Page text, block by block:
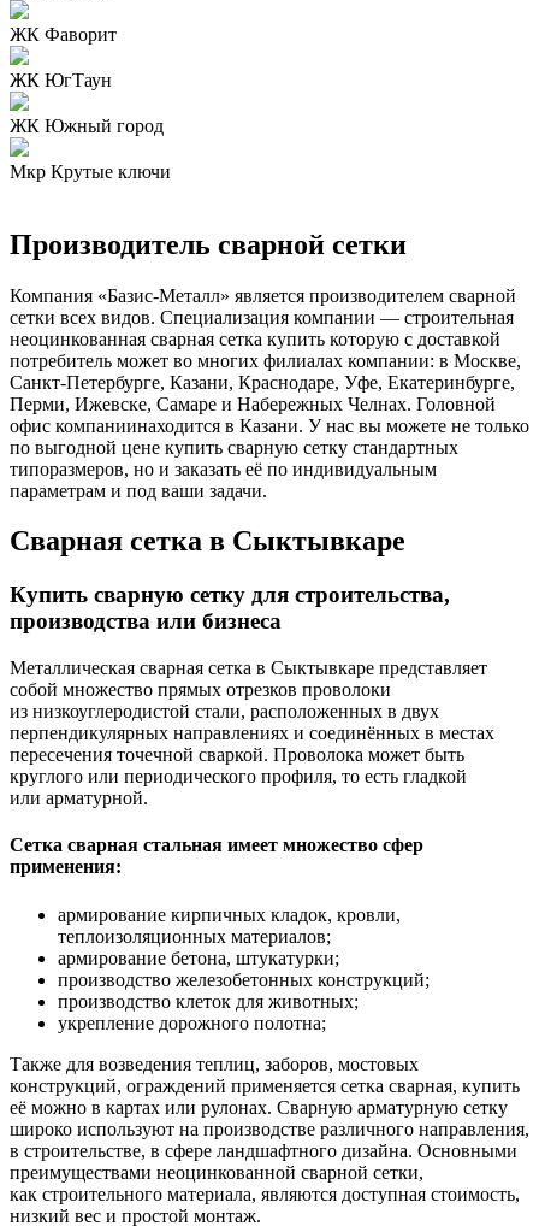
ЖК Фаворит
ЖК ЮгТаун
ЖК Южный город
Мкр Крутые ключи
Производитель сварной сетки
Компания «Базис-Металл» является производителем сварной
сетки всех видов. Специализация компании — строительная
неоцинкованная сварная сетка купить которую с доставкой
потребитель может во многих филиалах компании: в Москве,
Санкт-Петербурге, Казани, Краснодаре, Уфе, Екатеринбурге,
Перми, Ижевске, Самаре и Набережных Челнах. Головной
офис компаниинаходится в Казани. У нас вы можете не только
по выгодной цене купить сварную сетку стандартных
типоразмеров, но и заказать её по индивидуальным
параметрам и под ваши задачи.
Сварная сетка в Сыктывкаре
Купить сварную сетку для строительства,
производства или бизнеса
Металлическая сварная сетка в Сыктывкаре представляет
собой множество прямых отрезков проволоки
из низкоуглеродистой стали, расположенных в двух
перпендикулярных направлениях и соединённых в местах
пересечения точечной сваркой. Проволока может быть
круглого или периодического профиля, то есть гладкой
или арматурной.
Сетка сварная стальная имеет множество сфер
применения:
армирование кирпичных кладок, кровли,
теплоизоляционных материалов;
армирование бетона, штукатурки;
производство железобетонных конструкций;
производство клеток для животных;
укрепление дорожного полотна;
Также для возведения теплиц, заборов, мостовых
конструкций, ограждений применяется сетка сварная, купить
её можно в картах или рулонах. Сварную арматурную сетку
широко используют на производстве различного направления,
в строительстве, в сфере ландшафтного дизайна. Основными
преимуществами неоцинкованной сварной сетки,
как строительного материала, являются доступная стоимость,
низкий вес и простой монтаж.